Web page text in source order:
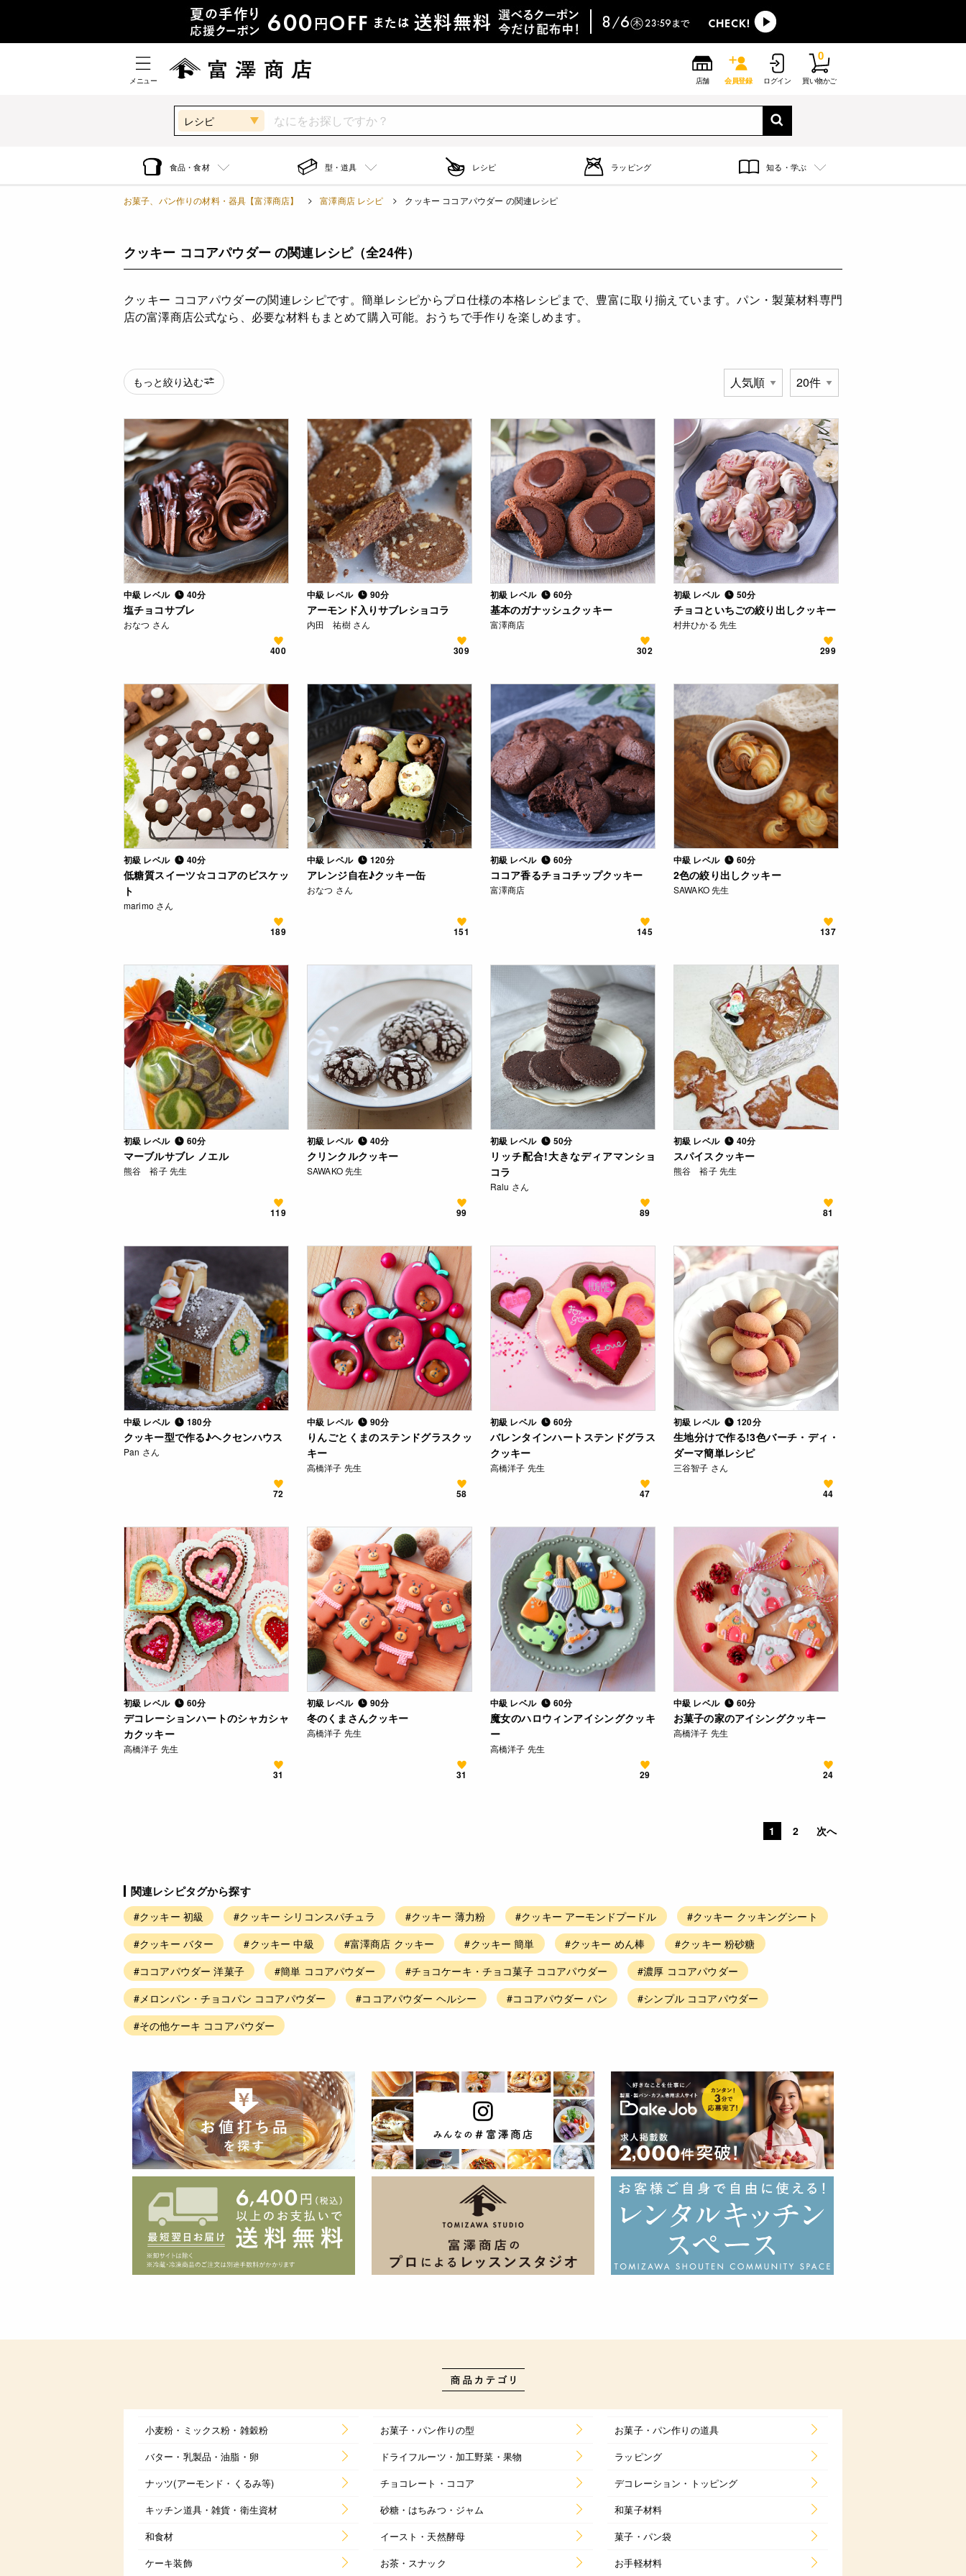
メニュー 店舗 会員登録 ログイン 買い物かご
0
レシピ
食品・食材 型・道具 レシピ ラッピング 知る・学ぶ
お菓子、パン作りの材料・器具【富澤商店】 富澤商店 レシピ クッキー ココアパウダー の関連レシピ
クッキー ココアパウダー の関連レシピ（全24件）
クッキー ココアパウダーの関連レシピです。簡単レシピからプロ仕様の本格レシピまで、豊富に取り揃えています。パン・製菓材料専門
店の富澤商店公式なら、必要な材料もまとめて購入可能。おうちで手作りを楽しめます。
もっと絞り込む
中級 レベル 40分
塩チョコサブレ
おなつ さん
400
中級 レベル 90分
アーモンド入りサブレショコラ
内田 祐樹 さん
309
初級 レベル 60分
基本のガナッシュクッキー
富澤商店
302
初級 レベル 50分
チョコといちごの絞り出しクッキー
村井ひかる 先生
299
初級 レベル 40分
低糖質スイーツ☆ココアのビスケッ
ト
marimo さん
189
中級 レベル 120分
アレンジ自在♪クッキー缶
おなつ さん
151
初級 レベル 60分
ココア香るチョコチップクッキー
富澤商店
145
中級 レベル 60分
2色の絞り出しクッキー
SAWAKO 先生
137
初級 レベル 60分
マーブルサブレ ノエル
熊谷 裕子 先生
119
初級 レベル 40分
クリンクルクッキー
SAWAKO 先生
99
初級 レベル 50分
リッチ配合!大きなディアマンショ
コラ
Ralu さん
89
初級 レベル 40分
スパイスクッキー
熊谷 裕子 先生
81
中級 レベル 180分
クッキー型で作る♪ヘクセンハウス
Pan さん
72
中級 レベル 90分
りんごとくまのステンドグラスクッ
キー
高橋洋子 先生
58
初級 レベル 60分
バレンタインハートステンドグラス
クッキー
高橋洋子 先生
47
初級 レベル 120分
生地分けで作る!3色バーチ・ディ・
ダーマ簡単レシピ
三谷智子 さん
44
初級 レベル 60分
デコレーションハートのシャカシャ
カクッキー
高橋洋子 先生
31
初級 レベル 90分
冬のくまさんクッキー
高橋洋子 先生
31
中級 レベル 60分
魔女のハロウィンアイシングクッキ
ー
高橋洋子 先生
29
中級 レベル 60分
お菓子の家のアイシングクッキー
高橋洋子 先生
24
1 2 次へ
関連レシピタグから探す
#クッキー 初級 #クッキー シリコンスパチュラ #クッキー 薄力粉 #クッキー アーモンドプードル
#クッキー クッキングシート
#クッキー バター
#クッキー 中級 #富澤商店 クッキー #クッキー 簡単 #クッキー めん棒
#クッキー 粉砂糖
#ココアパウダー 洋菓子
#簡単 ココアパウダー #チョコケーキ・チョコ菓子 ココアパウダー
#濃厚 ココアパウダー
#メロンパン・チョコパン ココアパウダー
#ココアパウダー ヘルシー #ココアパウダー パン
#シンプル ココアパウダー
#その他ケーキ ココアパウダー
小麦粉・ミックス粉・雑穀粉 お菓子・パン作りの型
お菓子・パン作りの道具
バター・乳製品・油脂・卵
ドライフルーツ・加工野菜・果物
ラッピング
ナッツ(アーモンド・くるみ等)
チョコレート・ココア
デコレーション・トッピング
キッチン道具・雑貨・衛生資材
砂糖・はちみつ・ジャム
和菓子材料
和食材
イースト・天然酵母
菓子・パン袋
ケーキ装飾
お茶・スナック お手軽材料